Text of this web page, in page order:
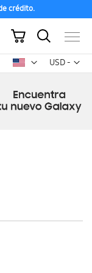
crédito.
USD -
dólar
Mi carrito